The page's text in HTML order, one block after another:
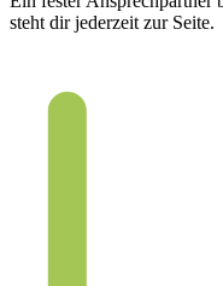
steht dir jederzeit zur Seite.